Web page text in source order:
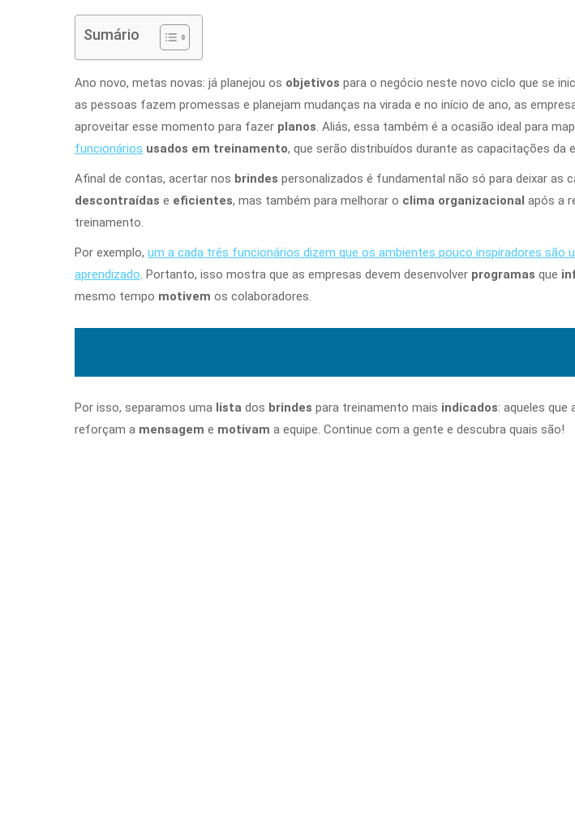
Sumário
Ano novo, metas novas: já planejou os objetivos para o negócio neste novo ciclo que se
as pessoas fazem promessas e planejam mudanças na virada e no início de ano, as
aproveitar esse momento para fazer planos. Aliás, essa também é a ocasião ideal para
funcionários usados em treinamento, que serão distribuídos durante as capacitações da
Afinal de contas, acertar nos brindes personalizados é fundamental não só para deixar as
descontraídas e eficientes, mas também para melhorar o clima organizacional após a
treinamento.
Por exemplo, um a cada três funcionários dizem que os ambientes pouco inspiradores são
aprendizado. Portanto, isso mostra que as empresas devem desenvolver programas que
mesmo tempo motivem os colaboradores.
Por isso, separamos uma lista dos brindes para treinamento mais indicados: aqueles que
reforçam a mensagem e motivam a equipe. Continue com a gente e descubra quais são!